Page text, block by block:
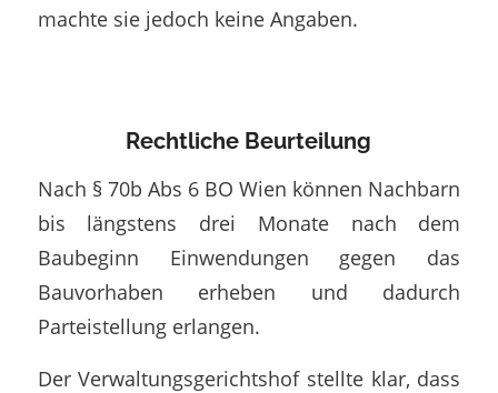
machte sie jedoch keine Angaben.
Rechtliche Beurteilung
Nach § 70b Abs 6 BO Wien können Nachbarn
bis längstens drei Monate nach dem
Baubeginn Einwendungen gegen das
Bauvorhaben erheben und dadurch
Parteistellung erlangen.
Der Verwaltungsgerichtshof stellte klar, dass